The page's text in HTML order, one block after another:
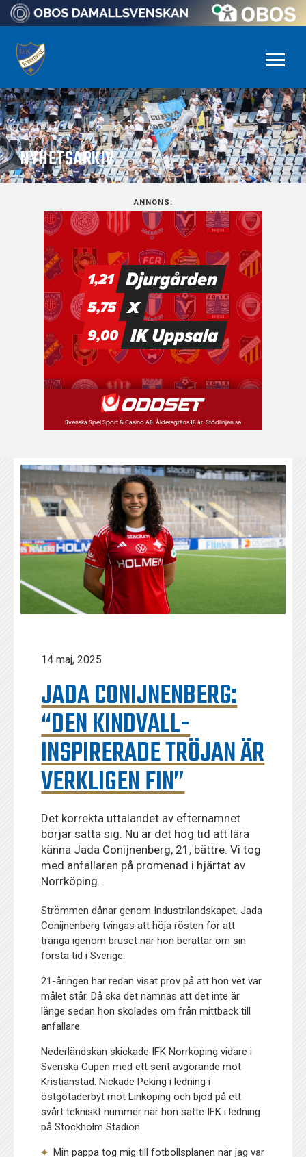
NYHETSARKIV
ANNONS:
14 maj, 2025
JADA CONIJNENBERG:
“DEN KINDVALL-
INSPIRERADE TRÖJAN ÄR
VERKLIGEN FIN”
Det korrekta uttalandet av efternamnet
börjar sätta sig. Nu är det hög tid att lära
känna Jada Conijnenberg, 21, bättre. Vi tog
med anfallaren på promenad i hjärtat av
Norrköping.
Strömmen dånar genom Industrilandskapet. Jada
Conijnenberg tvingas att höja rösten för att
tränga igenom bruset när hon berättar om sin
första tid i Sverige.
21-åringen har redan visat prov på att hon vet var
målet står. Då ska det nämnas att det inte är
länge sedan hon skolades om från mittback till
anfallare.
Nederländskan skickade IFK Norrköping vidare i
Svenska Cupen med ett sent avgörande mot
Kristianstad. Nickade Peking i ledning i
östgötaderbyt mot Linköping och bjöd på ett
svårt tekniskt nummer när hon satte IFK i ledning
på Stockholm Stadion.
Min pappa tog mig till fotbollsplanen när jag var